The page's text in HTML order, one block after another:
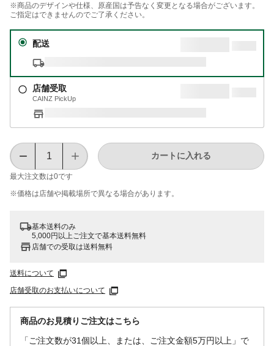
※商品のデザインや仕様、原産国は予告なく変更となる場合がございます。
ご指定はできませんのでご了承ください。
配送
店舗受取
CAINZ PickUp
最大注文数は0です
カートに入れる
※価格は​店舗や​掲載場所で​異なる​場合が​あります。
基本送料のみ
5,000円以上ご注文で基本送料無料
店舗での受取は送料無料
送料について
店舗受取のお支払いについて
商品のお見積りご注文はこちら
「ご注文数が31個以上、または、ご注文金額5万円以上」で